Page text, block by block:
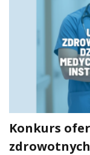
Konkurs